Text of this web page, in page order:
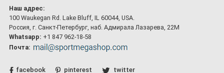
Наш адрес:
100 Waukegan Rd. Lake Bluff, IL 60044, USA.
Россия, г. Санкт-Петербург, наб. Адмирала Лазарева, 22М
Whatsapp: +1 847 962-18-58
Почта:
facebook pinterest
twitter